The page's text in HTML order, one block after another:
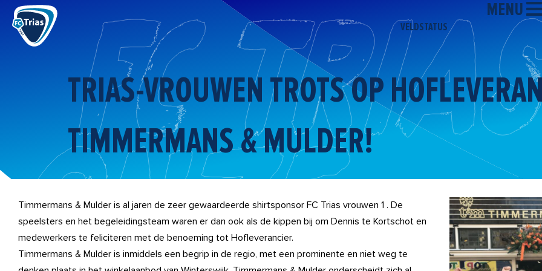
naar
VELDSTATUS
MENU
TRIAS-VROUWEN TROTS OP
TIMMERMANS & MULDER!
Timmermans & Mulder is al jaren de zeer gewaardeerde shirtsponsor FC Trias vrouwen 1 . De
speelsters en het begeleidingsteam waren er dan ook als de kippen bij om Dennis te Kortschot en
medewerkers te feliciteren met de benoeming tot Hofleverancier.
Timmermans & Mulder is inmiddels een begrip in de regio, met een prominente en niet weg te